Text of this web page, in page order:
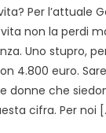
Per l’attuale
non la perdi
Uno stupro,
4.800 euro.
donne che
cifra. Per noi